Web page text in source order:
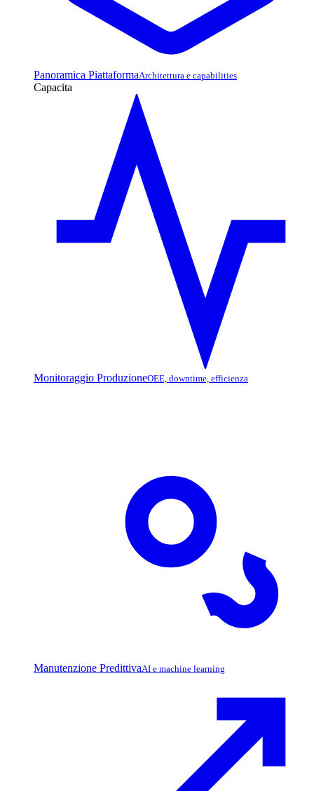
Panoramica PiattaformaArchitettura e capabilities
Capacita
Monitoraggio ProduzioneOEE, downtime, efficienza
Manutenzione PredittivaAI e machine learning